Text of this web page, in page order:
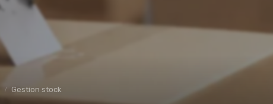
Gestion stock